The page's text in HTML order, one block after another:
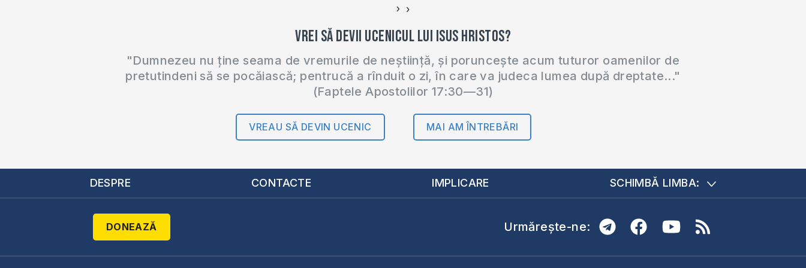
‹ ›
Vrei să devii ucenicul lui Isus Hristos?
"Dumnezeu nu ține seama de vremurile de neștiință, și poruncește acum tuturor oamenilor de
pretutindeni să se pocăiască; pentrucă a rînduit o zi, în care va judeca lumea după dreptate..."
(Faptele Apostolilor 17:30—31)
VREAU SĂ DEVIN UCENIC MAI AM ÎNTREBĂRI
DESPRE CONTACTE IMPLICARE SCHIMBĂ LIMBA:
DONEAZĂ Urmărește-ne: